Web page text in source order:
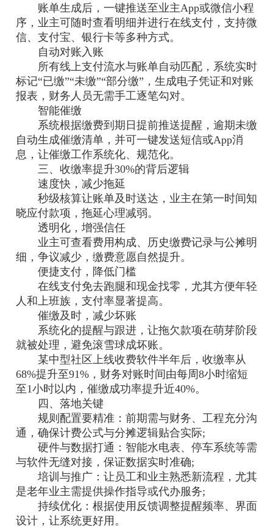
账单生成后，一键推送至业主App或微信小程
序，业主可随时查看明细并进行在线支付，支持微
信、支付宝、银行卡等多种方式。
自动对账入账
所有线上支付流水与账单自动匹配，系统实时
标记“已缴”“未缴”“部分缴”，生成电子凭证和对账
报表，财务人员无需手工逐笔勾对。
智能催缴
系统根据缴费到期日提前推送提醒，逾期未缴
自动生成催缴清单，并可一键发送短信或App消
息，让催缴工作系统化、规范化。
三、收缴率提升30%的背后逻辑
速度快，减少拖延
秒级核算让账单及时送达，业主在第一时间知
晓应付款项，拖延心理减弱。
透明化，增强信任
业主可查看费用构成、历史缴费记录与公摊明
细，争议减少，缴费意愿自然提升。
便捷支付，降低门槛
在线支付免去跑腿和现金找零，尤其方便年轻
人和上班族，支付率显著提高。
催缴及时，减少坏账
系统化的提醒与跟进，让拖欠款项在萌芽阶段
就被处理，避免滚雪球成坏账。
某中型社区上线收费软件半年后，收缴率从
68%提升至91%，财务对账时间由每周8小时缩短
至1小时以内，催缴成功率提升近40%。
四、落地关键
规则配置要精准：前期需与财务、工程充分沟
通，确保计费公式与分摊逻辑贴合实际;
硬件与数据打通：智能水电表、停车系统等需
与软件无缝对接，保证数据实时准确;
培训与推广：让员工和业主熟悉新流程，尤其
是老年业主需提供操作指导或代办服务;
持续优化：根据使用反馈调整提醒频率、界面
设计，让系统更好用。